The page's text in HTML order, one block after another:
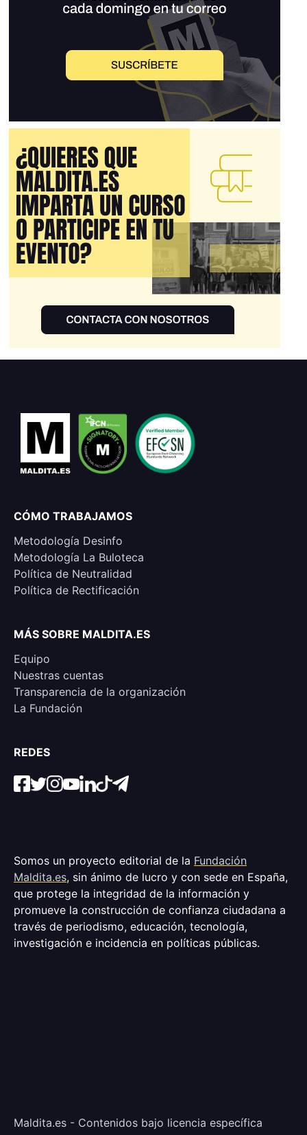
CÓMO TRABAJAMOS
Metodología Desinfo
Metodología La Buloteca
Política de Neutralidad
Política de Rectificación
MÁS SOBRE MALDITA.ES
Equipo
Nuestras cuentas
Transparencia de la organización
La Fundación
REDES
Somos un proyecto editorial de la Fundación
Maldita.es, sin ánimo de lucro y con sede en España,
que protege la integridad de la información y
promueve la construcción de confianza ciudadana a
través de periodismo, educación, tecnología,
investigación e incidencia en políticas públicas.
Maldita.es - Contenidos bajo licencia específica